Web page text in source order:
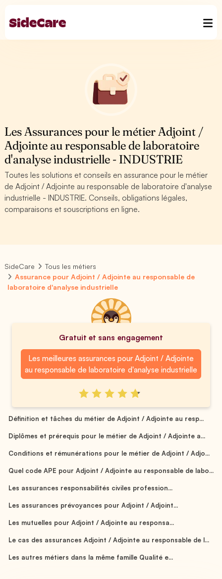
Les Assurances pour le métier Adjoint /
Adjointe au responsable de laboratoire
d'analyse industrielle - INDUSTRIE
Toutes les solutions et conseils en assurance pour le métier
de Adjoint / Adjointe au responsable de laboratoire d'analyse
industrielle - INDUSTRIE. Conseils, obligations légales,
comparaisons et souscriptions en ligne.
SideCare
Tous les métiers
Assurance pour Adjoint / Adjointe au responsable de
laboratoire d'analyse industrielle
Gratuit et sans engagement
Les meilleures assurances pour Adjoint / Adjointe
au responsable de laboratoire d'analyse industrielle
Définition et tâches du métier de Adjoint / Adjointe au resp...
Diplômes et prérequis pour le métier de Adjoint / Adjointe a...
Conditions et rémunérations pour le métier de Adjoint / Adjo...
Quel code APE pour Adjoint / Adjointe au responsable de labo...
Les assurances responsabilités civiles profession...
Les assurances prévoyances pour Adjoint / Adjoint...
Les mutuelles pour Adjoint / Adjointe au responsa...
Le cas des assurances Adjoint / Adjointe au responsable de l...
Les autres métiers dans la même famille Qualité e...